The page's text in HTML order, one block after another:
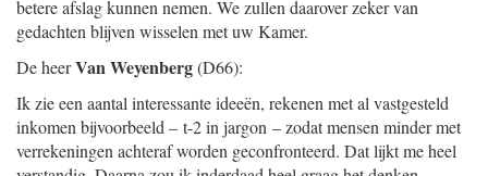
betere afslag kunnen nemen. We zullen daarover zeker van
gedachten blijven wisselen met uw Kamer.
De heerVan Weyenberg(D66):
Ik zie een aantal interessante ideeën, rekenen met al vastgesteld
inkomen bijvoorbeeld – t-2 in jargon – zodat mensen minder met
verrekeningen achteraf worden geconfronteerd. Dat lijkt me heel